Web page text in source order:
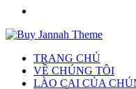
TRANG CHỦ
VỀ CHÚNG TÔI
LÀO CAI CỦA